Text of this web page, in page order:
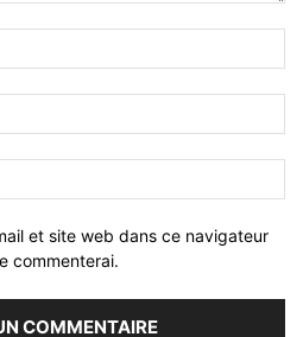
et site web dans ce navigateur
commenterai.